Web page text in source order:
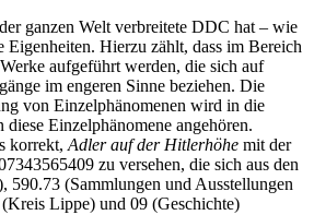
ganzen Welt verbreitete DDC hat – wie
Hierzu zählt, dass im Bereich
aufgeführt werden, die sich auf
im engeren Sinne beziehen. Die
von Einzelphänomenen wird in die
diese Einzelphänomene angehören.
korrekt, Adler auf der Hitlerhöhe mit der
zu versehen, die sich aus den
590.73 (Sammlungen und Ausstellungen
Lippe) und 09 (Geschichte)